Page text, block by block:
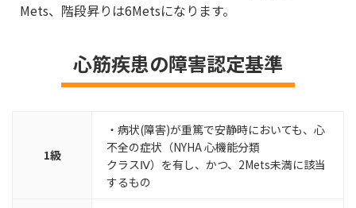
Mets、階段昇りは6Metsになります。
心筋疾患の障害認定基準
1級
・病状(障害)が重篤で安静時においても、心
不全の症状（NYHA 心機能分類
クラスⅣ）を有し、かつ、2Mets未満に該当
するもの